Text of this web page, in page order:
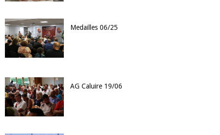
Medailles 06/25
AG Caluire 19/06